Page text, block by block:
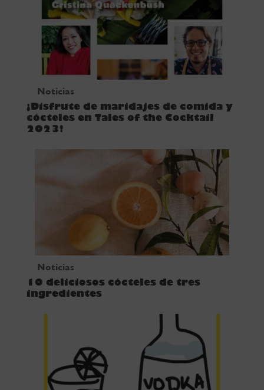
Noticias
¡Disfrute de maridajes de comida y
cócteles en Tales of the Cocktail
2023!
Noticias
10 deliciosos cócteles de tres
ingredientes